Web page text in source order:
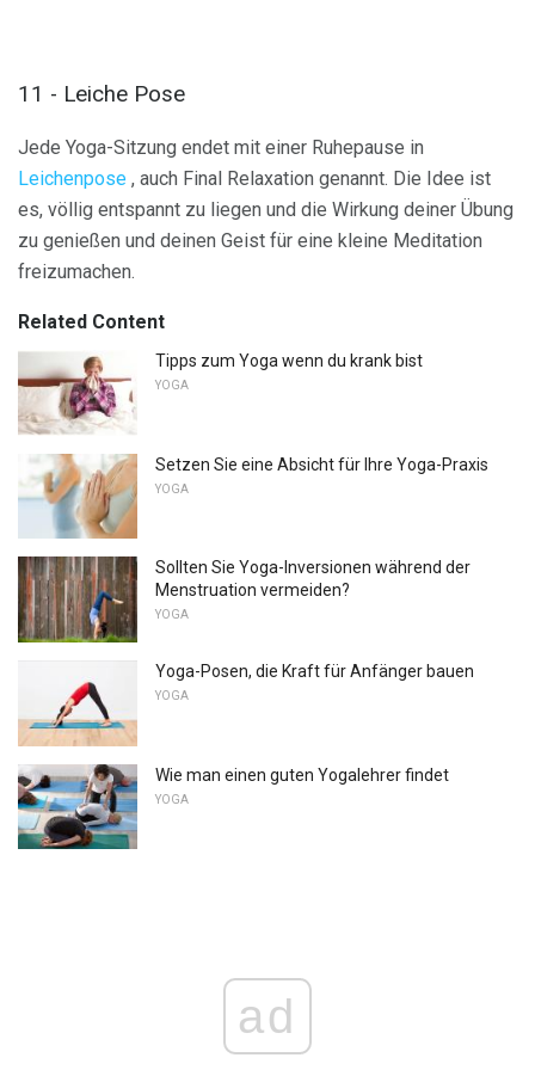
11 - Leiche Pose
Jede Yoga-Sitzung endet mit einer Ruhepause in
Leichenpose , auch Final Relaxation genannt. Die Idee ist
es, völlig entspannt zu liegen und die Wirkung deiner Übung
zu genießen und deinen Geist für eine kleine Meditation
freizumachen.
Related Content
Tipps zum Yoga wenn du krank bist
YOGA
Setzen Sie eine Absicht für Ihre Yoga-Praxis
YOGA
Sollten Sie Yoga-Inversionen während der
Menstruation vermeiden?
YOGA
Yoga-Posen, die Kraft für Anfänger bauen
YOGA
Wie man einen guten Yogalehrer findet
YOGA
ad